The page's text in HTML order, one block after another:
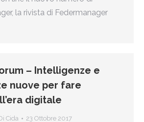
la rivista di Federmanager
– Intelligenze e
nuove per fare
digitale
Cida 23 Ottobre 2017